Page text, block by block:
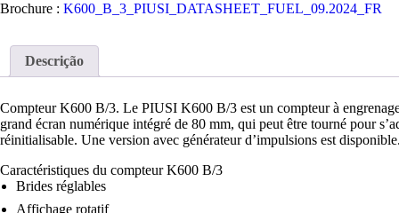
Brochure : K600_B_3_PIUSI_DATASHEET_FUEL_09.2024_FR
Descrição
Compteur K600 B/3. Le PIUSI K600 B/3 est un compteur à
grand écran numérique intégré de 80 mm, qui peut être tourné pour
réinitialisable. Une version avec générateur d’impulsions est
Caractéristiques du compteur K600 B/3
Brides réglables
Affichage rotatif